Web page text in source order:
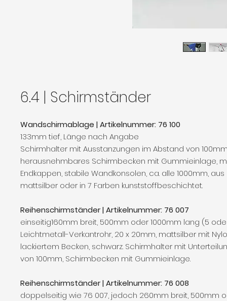
6.4 | Schirmständer
Wandschirmablage | Artikelnummer: 76 100
133mm tief, Länge nach Angabe
Schirmhalter mit Ausstanzungen im Abstand von
herausnehmbares Schirmbecken mit Gummieinlage,
Endkappen, stabile Wandkonsolen, ca. alle 1000mm,
mattsilber oder in 7 Farben kunststoffbeschichtet.
Reihenschirmständer | Artikelnummer: 76 007
einseitig160mm breit, 500mm oder 1000mm lang (5
Leichtmetall-Verkantrohr, 20 x 20mm, mattsilber mit
lackiertem Becken, schwarz. Schirmhalter mit
von 100mm, Schirmbecken mit Gummieinlage.
Reihenschirmständer | Artikelnummer: 76 008
doppelseitig wie 76 007, jedoch 260mm breit, 500mm